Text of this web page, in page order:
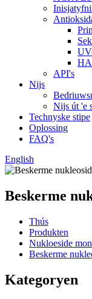
API's
Nijs
Nijs út 'e
Technyske stipe
Oplossing
FAQ's
English
Beskerme
Thús
Produkten
Nukloeside
Beskerme
Kategoryen